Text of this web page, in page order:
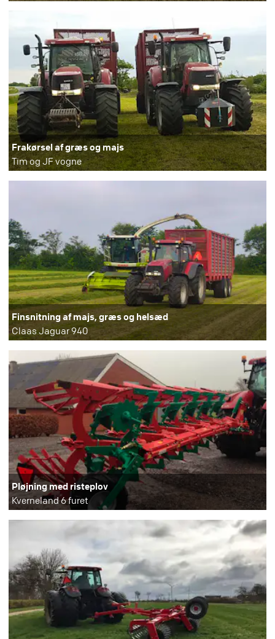
Frakørsel af græs og majs
Tim og JF vogne
Finsnitning af majs, græs og helsæd
Claas Jaguar 940
Pløjning med risteplov
Kverneland 6 furet